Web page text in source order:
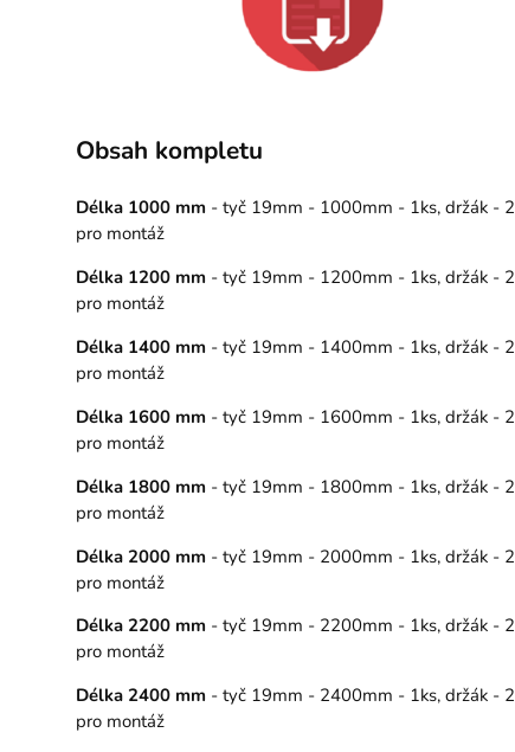
Obsah kompletu
Délka 1000 mm - tyč 19mm - 1000mm - 1ks, držák -
pro montáž
Délka 1200 mm - tyč 19mm - 1200mm - 1ks, držák -
pro montáž
Délka 1400 mm - tyč 19mm - 1400mm - 1ks, držák -
pro montáž
Délka 1600 mm - tyč 19mm - 1600mm - 1ks, držák -
pro montáž
Délka 1800 mm - tyč 19mm - 1800mm - 1ks, držák -
pro montáž
Délka 2000 mm - tyč 19mm - 2000mm - 1ks, držák -
pro montáž
Délka 2200 mm - tyč 19mm - 2200mm - 1ks, držák -
pro montáž
Délka 2400 mm - tyč 19mm - 2400mm - 1ks, držák -
pro montáž